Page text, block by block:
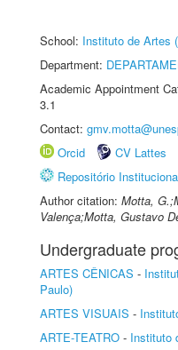
School: Instituto de Artes
Department:
Academic Appointment
3.1
Contact:
Orcid
CV Lattes
Repositório
Author citation: Motta,
Valença;Motta, Gustavo
Undergraduate
ARTES CÊNICAS -
Paulo)
ARTES VISUAIS -
ARTE-TEATRO - Instituto